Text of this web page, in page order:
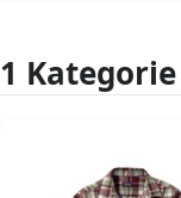
1 Kategorie